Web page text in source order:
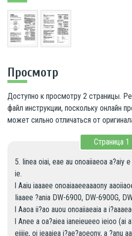
Просмотр
Доступно к просмотру 2 страницы.
файл инструкции, поскольку онлайн
может сильно отличаться от
Страница 1
5. Iinea oiai, eae au onoaiiaeoa a?aiy
ie.
l Aaiu iaaaee onoaiaaeeaaaony
Iiaaee ?ania DW-6900, DW-6900G,
l Aaoa ii?ao auou onoaiiaeaia a
l Anee a oa?aiea ianeieueeo ieioo (ai
eiiiie, oi ieaaiea i?ae?aoeony, a ?anu